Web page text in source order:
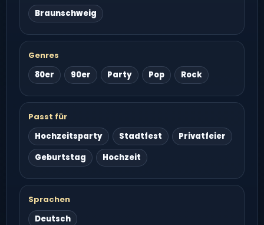
Braunschweig
Genres
80er
90er Party Pop Rock
Passt für
Hochzeitsparty
Stadtfest
Privatfeier
Geburtstag
Hochzeit
Sprachen
Deutsch